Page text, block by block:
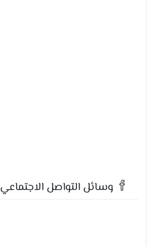
وسائل التواصل الاجتماعي